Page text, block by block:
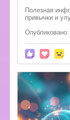
Полезная
привычки и